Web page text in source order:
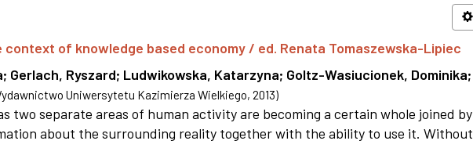
of knowledge based economy / ed. Renata Tomaszewska-Lipiec
; Gerlach, Ryszard; Ludwikowska, Katarzyna; Goltz-Wasiucionek, Dominika;
Uniwersytetu Kazimierza Wielkiego, 2013)
two separate areas of human activity are becoming a certain whole joined by
about the surrounding reality together with the ability to use it. Without